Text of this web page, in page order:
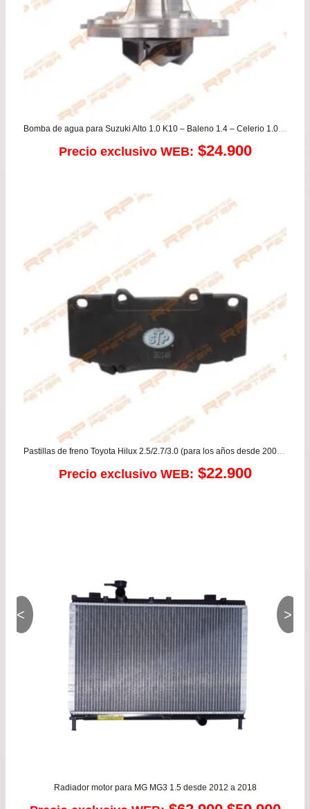
Bomba de agua para Suzuki Alto 1.0 K10 – Baleno 1.4 – Celerio 1.0 – Ciaz 1.4 – Dzire New 1.2 – Ertiga 1.4 – Ignis 1.2- S-Presso 1.0 – Swift 1.2 – Swift 1.4 – Vitara 1.4 / CHANGAN MD201
Precio exclusivo WEB: $24.900
Pastillas de freno Toyota Hilux 2.5/2.7/3.0 (para los años desde 2009 en adelante)
Precio exclusivo WEB: $22.900
Radiador motor para MG MG3 1.5 desde 2012 a 2018
< >